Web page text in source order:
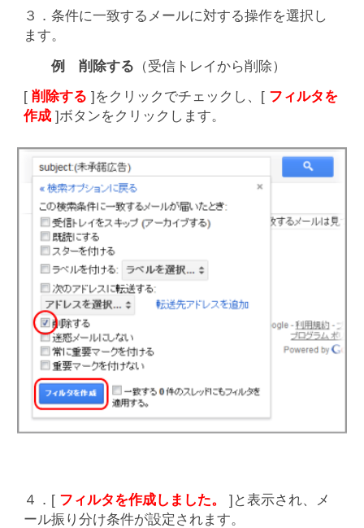
３．条件に一致するメールに対する操作を選択し
ます。
例 削除する （受信トレイから削除）
[削除する ]をクリックでチェックし、[ フィルタを
作成 ]ボタンをクリックします。
４．[ フィルタを作成しました。
]と表示され、メ
ール振り分け条件が設定されます。